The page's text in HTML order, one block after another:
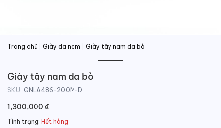
Trang chủ Giày da nam Giày tây nam da bò
Giày tây nam da bò
SKU: GNLA486-200M-D
1,300,000 ₫
Tình trạng: Hết hàng